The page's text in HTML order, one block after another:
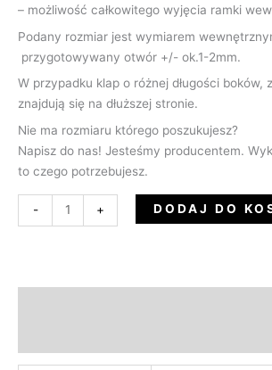
– możliwość całkowitego wyjęcia ramki
Podany rozmiar jest wymiarem
przygotowywany otwór +/- ok.1-2mm.
W przypadku klap o różnej długości boków,
znajdują się na dłuższej stronie.
Nie ma rozmiaru którego poszukujesz?
Napisz do nas! Jesteśmy producentem.
to czego potrzebujesz.
- + DODAJ DO